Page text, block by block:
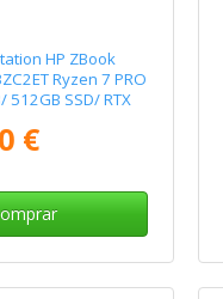
HP ZBook
Ryzen 7 PRO
512GB SSD/ RTX
€